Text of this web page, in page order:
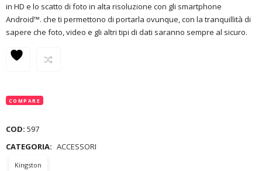
in HD e lo scatto di foto in alta risoluzione con gli smartphone
Android™. che ti permettono di portarla ovunque, con la tranquillità di
sapere che foto, video e gli altri tipi di dati saranno sempre al sicuro.
COMPARE
COD: 597
CATEGORIA: ACCESSORI
Kingston